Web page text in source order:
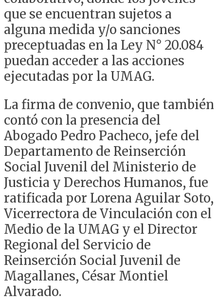
que se encuentran sujetos a
alguna medida y/o sanciones
preceptuadas en la Ley N° 20.084
puedan acceder a las acciones
ejecutadas por la UMAG.
La firma de convenio, que también
contó con la presencia del
Abogado Pedro Pacheco, jefe del
Departamento de Reinserción
Social Juvenil del Ministerio de
Justicia y Derechos Humanos, fue
ratificada por Lorena Aguilar Soto,
Vicerrectora de Vinculación con el
Medio de la UMAG y el Director
Regional del Servicio de
Reinserción Social Juvenil de
Magallanes, César Montiel
Alvarado.